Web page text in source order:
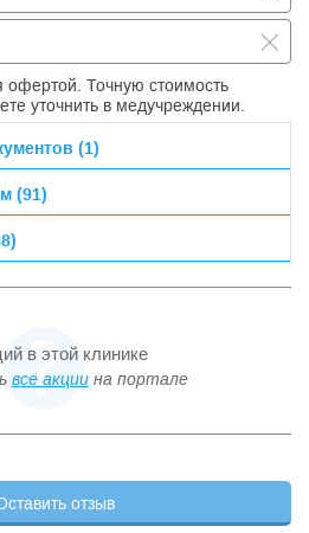
офертой. Точную стоимость
уточнить в медучреждении.
(1)
(91)
в этой клинике
все акциина портале
отзыв